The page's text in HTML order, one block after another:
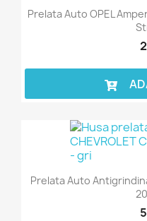
Prelata Auto OPEL
Prelata Auto